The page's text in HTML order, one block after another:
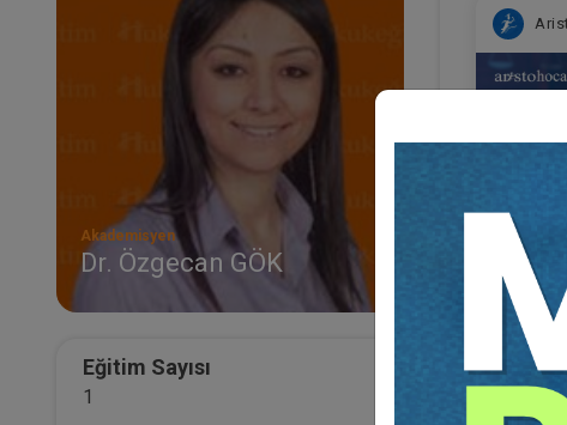
Akademisyen
Dr. Özgecan GÖK
Eğitim Sayısı
1
Aristo
Eğitim